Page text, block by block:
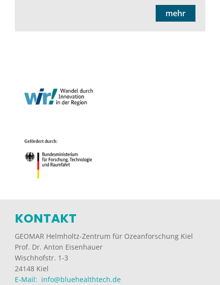
mehr
KONTAKT
GEOMAR Helmholtz-Zentrum für Ozeanforschung Kiel
Prof. Dr. Anton Eisenhauer
Wischhofstr. 1-3
24148 Kiel
E-Mail: info@bluehealthtech.de